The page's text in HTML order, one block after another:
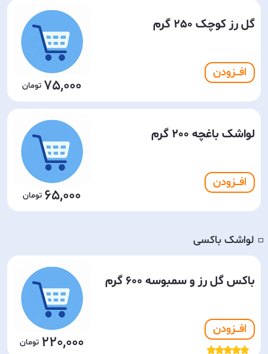
گل رز کوچک 250 گرم
افـــزودن
75,000
لواشک باغچه 200 گرم
افـــزودن
65,000
◽️ لواشک باکسی
باکس گل رز و سمبوسه 600 گرم
افـــزودن
220,000